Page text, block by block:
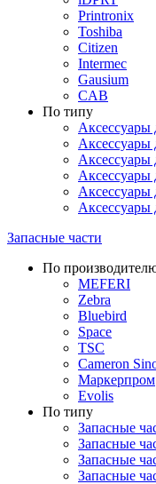
Printronix
Toshiba
Citizen
Intermec
Gausium
CAB
По типу
Аксессуары
Аксессуары
Аксессуары
Аксессуары
Аксессуары
Аксессуары
Запасные части
По
MEFERI
Zebra
Bluebird
Space
TSC
Cameron
Маркерпром
Evolis
По типу
Запасные
Запасные
Запасные
Запасные